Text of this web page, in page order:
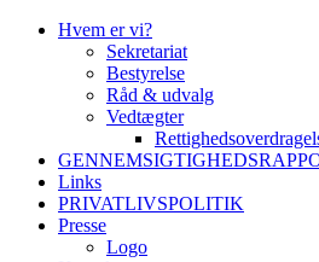
Hvem er vi?
Sekretariat
Bestyrelse
Råd & udvalg
Vedtægter
Links
PRIVATLIVSPOLITIK
Presse
Logo